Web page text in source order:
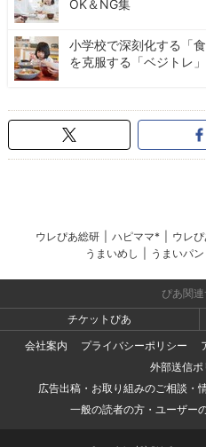
OK＆NG集
小学校で深刻化する「
を克服する「ベジトレ
ウレぴあ総研 ハピママ* ウレ
うまいめし
うまいパン
ぴあ関連
チケットぴあ
会社案内
プライバシーポリシー
外部送信ポ
広告出稿・お取り組みのご相談・
一般の読者の方・ユーザー